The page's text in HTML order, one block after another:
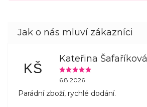
KŠ
Kateřina Šafaříková
6.8.2026
Parádní zboží, rychlé dodání.